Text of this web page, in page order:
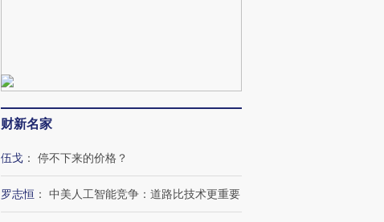
财新名家
伍戈 ： 停不下来的价格？
罗志恒 ： 中美人工智能竞争：道路比技术更重要